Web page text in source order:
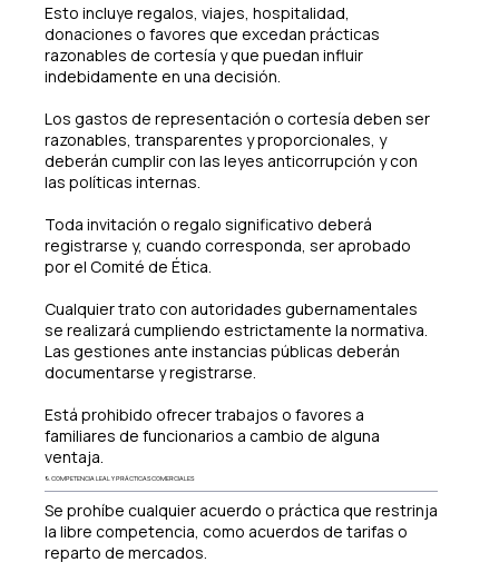
Esto incluye regalos, viajes, hospitalidad,
donaciones o favores que excedan prácticas
razonables de cortesía y que puedan influir
indebidamente en una decisión.
Los gastos de representación o cortesía deben ser
razonables, transparentes y proporcionales, y
deberán cumplir con las leyes anticorrupción y con
las políticas internas.
Toda invitación o regalo significativo deberá
registrarse y, cuando corresponda, ser aprobado
por el Comité de Ética.
Cualquier trato con autoridades gubernamentales
se realizará cumpliendo estrictamente la normativa.
Las gestiones ante instancias públicas deberán
documentarse y registrarse.
Está prohibido ofrecer trabajos o favores a
familiares de funcionarios a cambio de alguna
ventaja.
9. COMPETENCIA LEAL Y PRÁCTICAS COMERCIALES
Se prohíbe cualquier acuerdo o práctica que restrinja
la libre competencia, como acuerdos de tarifas o
reparto de mercados.